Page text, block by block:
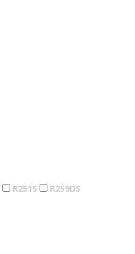
R251S
R259DS